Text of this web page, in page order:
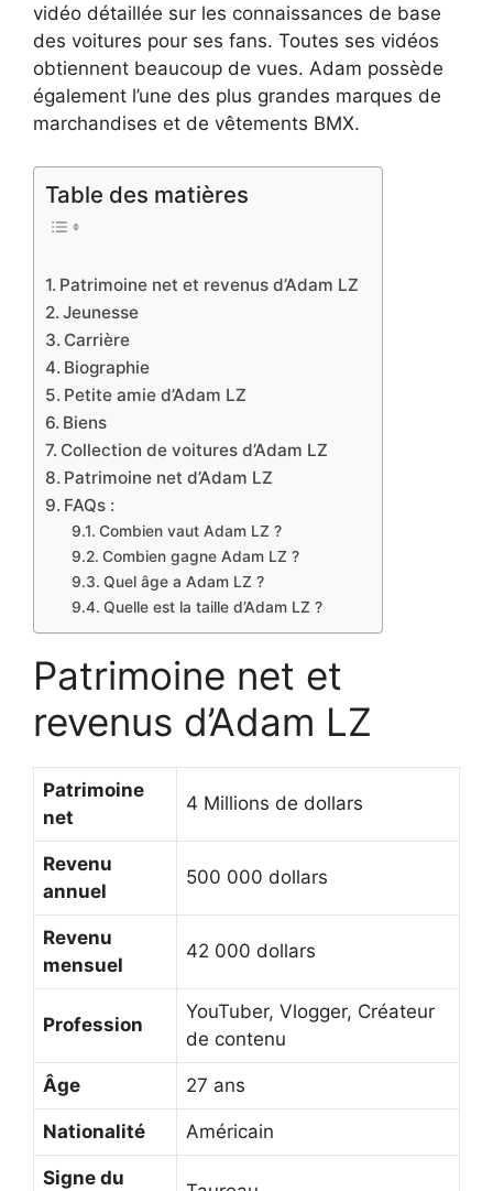
vidéo détaillée sur les connaissances de base
des voitures pour ses fans. Toutes ses vidéos
obtiennent beaucoup de vues. Adam possède
également l’une des plus grandes marques de
marchandises et de vêtements BMX.
Table des matières
Patrimoine net et revenus d’Adam LZ
Jeunesse
Carrière
Biographie
Petite amie d’Adam LZ
Biens
Collection de voitures d’Adam LZ
Patrimoine net d’Adam LZ
FAQs :
Combien vaut Adam LZ ?
Combien gagne Adam LZ ?
Quel âge a Adam LZ ?
Quelle est la taille d’Adam LZ ?
Patrimoine net et
revenus d’Adam LZ
Patrimoine
net
4 Millions de dollars
Revenu
annuel
500 000 dollars
Revenu
mensuel
42 000 dollars
Profession
YouTuber, Vlogger, Créateur
de contenu
Âge 27 ans
Nationalité Américain
Signe du